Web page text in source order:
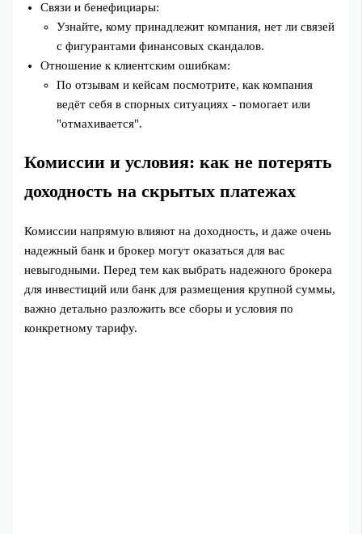
Связи и бенефициары:
Узнайте, кому принадлежит компания, нет ли связей
с фигурантами финансовых скандалов.
Отношение к клиентским ошибкам:
По отзывам и кейсам посмотрите, как компания
ведёт себя в спорных ситуациях - помогает или
"отмахивается".
Комиссии и условия: как не потерять
доходность на скрытых платежах
Комиссии напрямую влияют на доходность, и даже очень
надежный банк и брокер могут оказаться для вас
невыгодными. Перед тем как выбрать надежного брокера
для инвестиций или банк для размещения крупной суммы,
важно детально разложить все сборы и условия по
конкретному тарифу.